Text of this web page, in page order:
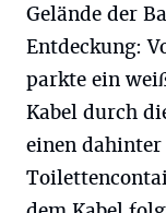
Gelände der
Entdeckung:
parkte ein
Kabel durch
einen dahinter